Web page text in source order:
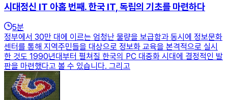
시대정신 IT 아홉 번째. 한국 IT, 독립의 기초를 마련하다
5분
정부에서 30만 대에 이르는 엄청난 물량을 보급함과 동시에 정보문화
센터를 통해 지역주민들을 대상으로 정보화 교육을 본격적으로 실시
한 것도 1990년대부터 펼쳐질 한국의 PC 대중화 시대에 결정적인 발
판을 마련했다고 볼 수 있습니다. 그리고